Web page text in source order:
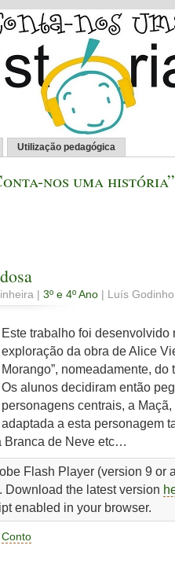
Utilização pedagógica
nos uma história”
| 3º e 4º Ano | Luís
Este trabalho foi desenvolvido
exploração da obra de Alice
Morango”, nomeadamente, do
Os alunos decidiram então
personagens centrais, a
adaptada a esta personagem
Branca de Neve etc…
Flash Player (version 9 or
Download the latest version
enabled in your browser.
Conto